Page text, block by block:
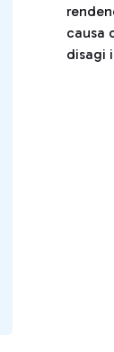
causa
disagi